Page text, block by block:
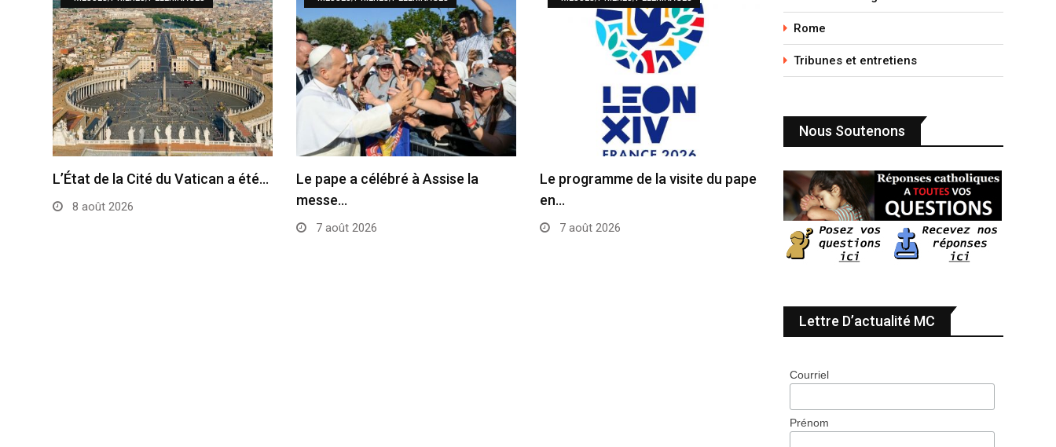
L’État de la Cité du Vatican a été…
8 août 2026
Le pape a célébré à Assise la
messe…
7 août 2026
Le programme de la visite du pape
en…
7 août 2026
Rome
Tribunes et entretiens
Nous Soutenons
Lettre D’actualité MC
Courriel
Prénom